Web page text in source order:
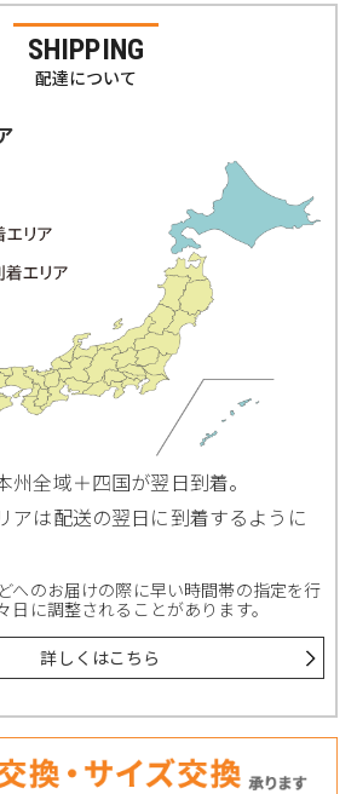
SHIPPING
配達について
州全域＋四国が翌日到着。
アは配送の翌日に到着するように
へのお届けの際に早い時間帯の指定を行
日に調整されることがあります。
詳しくはこちら